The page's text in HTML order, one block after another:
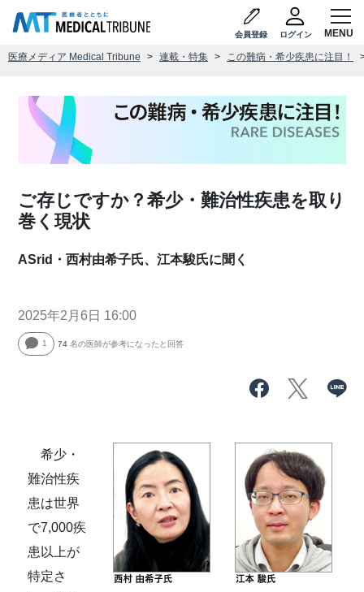
会員登録 ログイン
医療メディア Medical Tribune 連載・特集 この難病・希少疾患に注目！
ご存じですか？希少・難治性疾患を取り
巻く現状
ASrid・西村由希子氏、江本駿氏に聞く
2025年2月6日 16:00
1 74 名の医師が参考になったと回答
希少・
難治性疾
患は世界
で7,000疾
患以上が
特定さ